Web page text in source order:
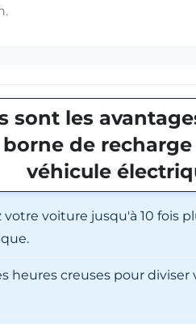
sont les
de
véhicule
votre voiture jusqu'à 10 fois
heures creuses pour